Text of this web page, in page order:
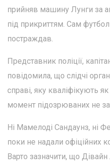
прийняв машину Лунги за
під прикриттям. Сам
постраждав.
Представник поліції,
повідомила, що слідчі
справі, яку кваліфікують
момент підозрюваних не
Ні Мамелоді Сандаунз, ні
поки не надали офіційних
Варто зазначити, що